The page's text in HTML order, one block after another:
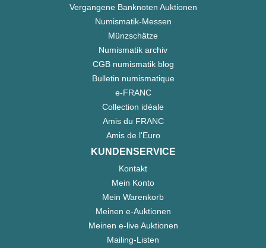
Vergangene Banknoten Auktionen
Numismatik-Messen
Münzschätze
Numismatik archiv
CGB numismatik blog
Bulletin numismatique
e-FRANC
Collection idéale
Amis du FRANC
Amis de l'Euro
KUNDENSERVICE
Kontakt
Mein Konto
Mein Warenkorb
Meinen e-Auktionen
Meinen e-live Auktionen
Mailing-Listen